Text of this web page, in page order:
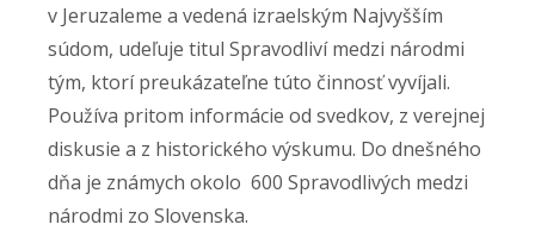
v Jeruzaleme a vedená izraelským Najvyšším
súdom, udeľuje titul Spravodliví medzi národmi
tým, ktorí preukázateľne túto činnosť vyvíjali.
Používa pritom informácie od svedkov, z verejnej
diskusie a z historického výskumu. Do dnešného
dňa je známych okolo 600 Spravodlivých medzi
národmi zo Slovenska.